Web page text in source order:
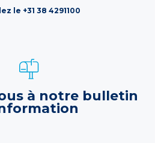
le +31 38 4291100
à notre bulletin